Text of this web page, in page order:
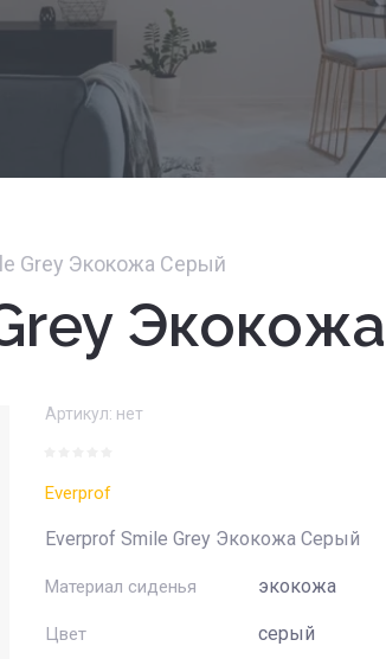
Grey Экокожа Серый
Артикул: нет
Everprof
Everprof Smile Grey Экокожа Серый
Материал сиденья экокожа
Цвет серый